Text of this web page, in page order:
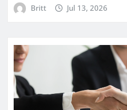
Britt Jul 13, 2026